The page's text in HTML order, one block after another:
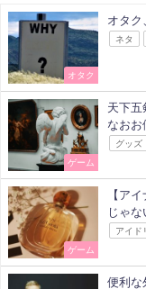
オタク
オタク
ネタ
ゲーム
天下五
なお
グッズ
ゲーム
【ア
じゃ
アイド
便利な